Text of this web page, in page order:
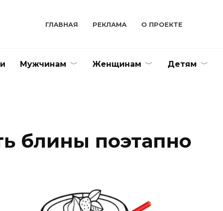
ГЛАВНАЯ РЕКЛАМА О ПРОЕКТЕ
Мужчинам Женщинам Детям
блины поэтапно